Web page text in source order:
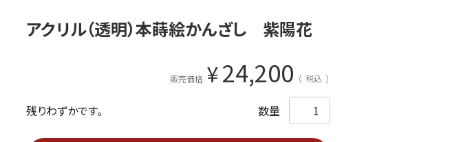
アクリル（透明）本蒔絵かんざし 紫陽花
販売価格 ¥24,200 税込
残りわずかです。